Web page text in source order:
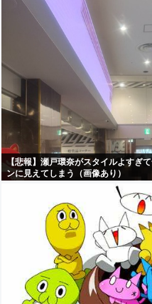
【悲報】瀬戸環奈がスタイルよすぎ
ンに見えてしまう（画像あり）